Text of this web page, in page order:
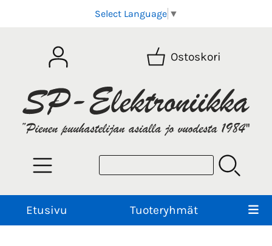
Select Language ▼
Ostoskori
Etusivu Tuoteryhmät